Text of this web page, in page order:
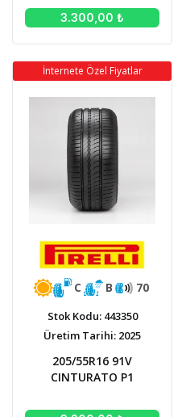
3.300,00 ₺
İnternete Özel Fiyatlar
C B 70
Stok Kodu: 443350
Üretim Tarihi: 2025
205/55R16 91V
CINTURATO P1